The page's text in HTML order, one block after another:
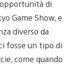
di
Game Show, e
diverso da
fosse un tipo di
come quando